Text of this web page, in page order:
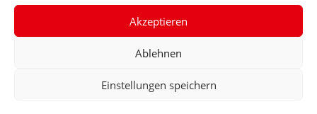
Akzeptieren
Ablehnen
Einstellungen speichern
Ölheizungen können weitergenutzt werden und
Heizungsreparaturen sind möglich. Weitere Themen
Fachkräftezuwanderung und die Situation auf dem